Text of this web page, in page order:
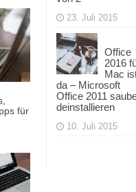
für
23. Juli 2015
Office
2016
Mac
da – Microsoft
Office 2011
deinstallieren
10. Juli 2015